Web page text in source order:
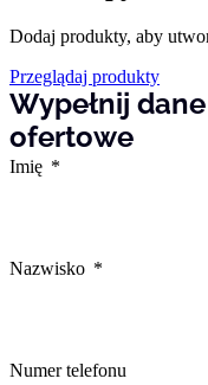
Dodaj produkty, aby
Przeglądaj produkty
Wypełnij
ofertowe
Imię
Nazwisko
Numer telefonu